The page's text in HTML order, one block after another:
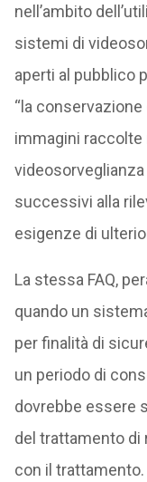
nell’ambito
sistemi di
aperti al pubblico
“la
immagini raccolte
successivi alla
esigenze di
La stessa FAQ,
quando un
per finalità di
un periodo di
dovrebbe essere
del trattamento di
con il trattamento.